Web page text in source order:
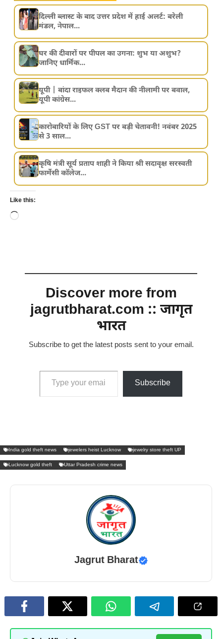
दिल्ली ब्लास्ट के बाद उत्तर प्रदेश में हाई अलर्ट: बरेली
मंडल, नेपाल...
घर की दीवारों पर पीपल का उगना: शुभ या अशुभ?
जानिए धार्मिक...
यूपी | बांदा राइफल क्लब मैदान की नीलामी पर बवाल,
यूपी कांग्रेस...
कारोबारियों के लिए GST पर बड़ी चेतावनी! नवंबर 2025
से 3 साल...
कृषि मंत्री सूर्य प्रताप शाही ने किया श्री सदावृक्ष सरस्वती
फार्मेसी कॉलेज...
Like this:
Loading…
Discover more from
jagrutbharat.com :: जागृत
भारत
Subscribe to get the latest posts sent to your email.
Type your email…
Subscribe
India gold theft news jewelers heist Lucknow jewelry store theft UP
Lucknow gold theft Uttar Pradesh crime news
Jagrut Bharat